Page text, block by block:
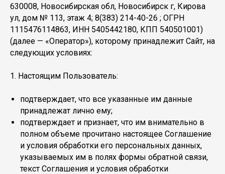
630008, Новосибирская обл, Новосибирск г, Кирова
ул, дом № 113, этаж 4; 8(383) 214-40-26 ; ОГРН
1115476114863, ИНН 5405442180, КПП 540501001)
(далее — «Оператор»), которому принадлежит Сайт, на
следующих условиях:
1. Настоящим Пользователь:
подтверждает, что все указанные им данные
принадлежат лично ему;
подтверждает и признает, что им внимательно в
полном объеме прочитано настоящее Соглашение
и условия обработки его персональных данных,
указываемых им в полях формы обратной связи,
текст Соглашения и условия обработки